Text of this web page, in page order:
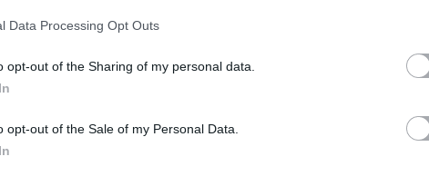
Data Processing Opt Outs
opt-out of the Sharing of my personal data.
opt-out of the Sale of my Personal Data.
százaléka indít vezetékes hívást az otthonán kívül, míg
a vezetékes telefon
fő oka az életkorból fakadó
kor és az anyagi helyzet